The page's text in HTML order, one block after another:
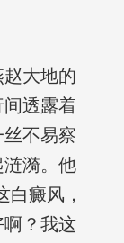
风患者的
大地的
透露着
不易察
漪。他
白癜风，
？我这